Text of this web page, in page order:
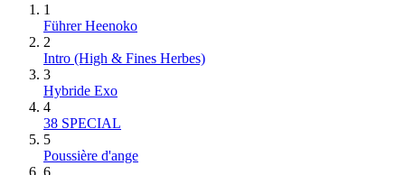
1
Führer Heenoko
2
Intro (High & Fines Herbes)
3
Hybride Exo
4
38 SPECIAL
5
Poussière d'ange
6